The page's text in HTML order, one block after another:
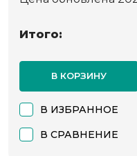
Итого:
В КОРЗИНУ
В ИЗБРАННОЕ
В СРАВНЕНИЕ